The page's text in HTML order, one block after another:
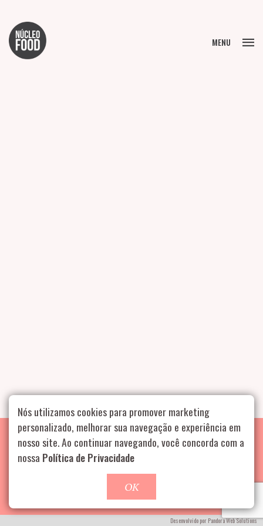
Rua Aurélia, 1714 – Vila Romana, São Paulo – SP
contato@nucleofood.com
FECHAR
MENU
GOSTOU? CLIQUE AQUI E ENTRE EM CONTATO
Desenvolvido por Pandora Web Solutions
Nós utilizamos cookies para promover marketing
personalizado, melhorar sua navegação e experiência em
nosso site. Ao continuar navegando, você concorda com a
nossa Política de Privacidade
OK